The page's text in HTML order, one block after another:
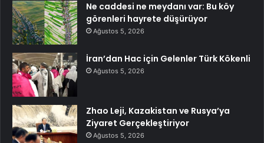
Ne caddesi ne meydanı var: Bu köy
görenleri hayrete düşürüyor
Ağustos 5, 2026
İran’dan Hac için Gelenler Türk Kökenli
Ağustos 5, 2026
Zhao Leji, Kazakistan ve Rusya’ya
Ziyaret Gerçekleştiriyor
Ağustos 5, 2026